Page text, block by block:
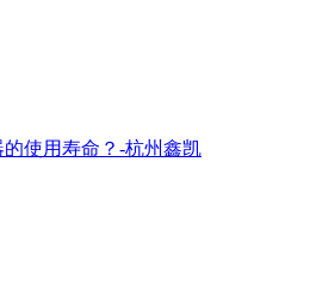
使用寿命？-杭州鑫凯